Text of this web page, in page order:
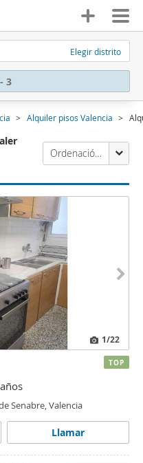
Elegir distrito
3
Alquiler pisos Valencia
Ordenación Enalquiler
1/22
Senabre, Valencia
Llamar
TOP